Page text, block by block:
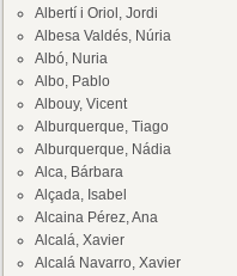
Albertí i Oriol, Jordi
Albesa Valdés, Núria
Albó, Nuria
Albo, Pablo
Albouy, Vicent
Alburquerque, Tiago
Alburquerque, Nádia
Alca, Bárbara
Alçada, Isabel
Alcaina Pérez, Ana
Alcalá, Xavier
Alcalá Navarro, Xavier